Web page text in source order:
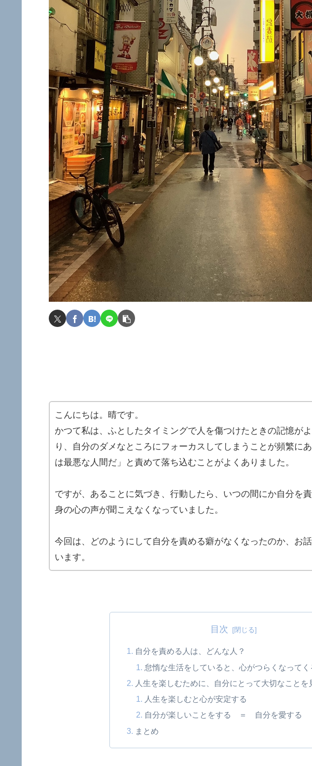
こんにちは。晴です。
かつて私は、ふとしたタイミングで人を傷つけたときの記憶が
り、自分のダメなところにフォーカスしてしまうことが頻繁に
は最悪な人間だ」と責めて落ち込むことがよくありました。
ですが、あることに気づき、行動したら、いつの間にか自分を
身の心の声が聞こえなくなっていました。
今回は、どのようにして自分を責める癖がなくなったのか、お
います。
目次
自分を責める人は、どんな人？
怠惰な生活をしていると、心がつらくなってく
人生を楽しむために、自分にとって大切なことを
人生を楽しむと心が安定する
自分が楽しいことをする ＝ 自分を愛する
まとめ